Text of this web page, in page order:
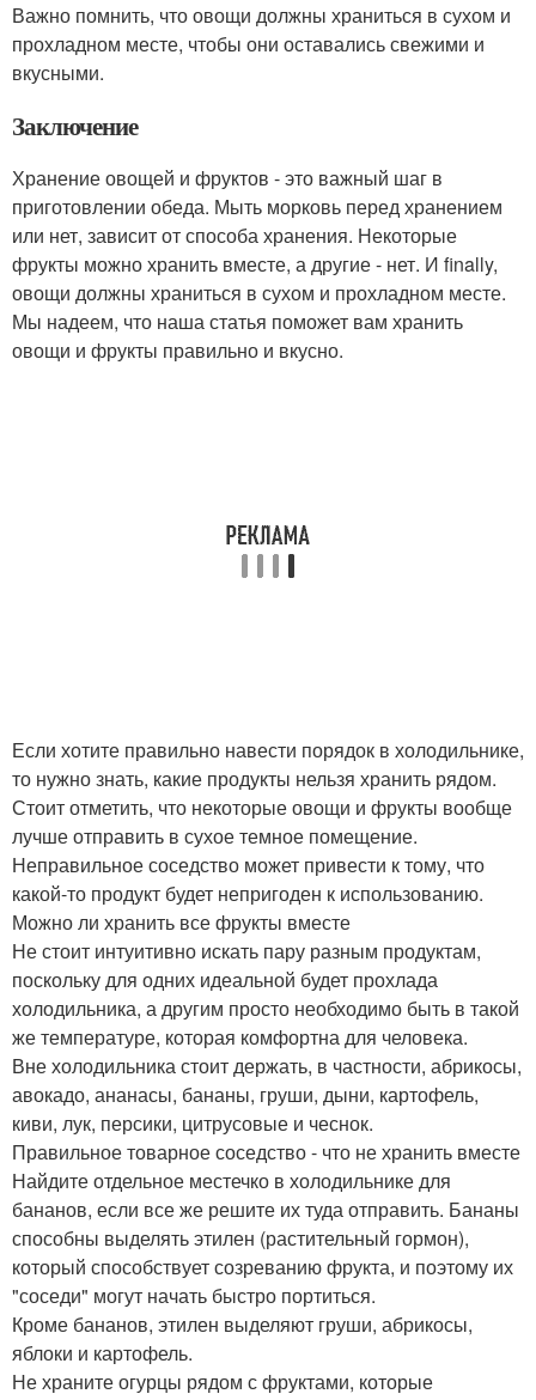
Важно помнить, что овощи должны храниться в сухом и
прохладном месте, чтобы они оставались свежими и
вкусными.
Заключение
Хранение овощей и фруктов - это важный шаг в
приготовлении обеда. Мыть морковь перед хранением
или нет, зависит от способа хранения. Некоторые
фрукты можно хранить вместе, а другие - нет. И finally,
овощи должны храниться в сухом и прохладном месте.
Мы надеем, что наша статья поможет вам хранить
овощи и фрукты правильно и вкусно.
Если хотите правильно навести порядок в холодильнике,
то нужно знать, какие продукты нельзя хранить рядом.
Стоит отметить, что некоторые овощи и фрукты вообще
лучше отправить в сухое темное помещение.
Неправильное соседство может привести к тому, что
какой-то продукт будет непригоден к использованию.
Можно ли хранить все фрукты вместе
Не стоит интуитивно искать пару разным продуктам,
поскольку для одних идеальной будет прохлада
холодильника, а другим просто необходимо быть в такой
же температуре, которая комфортна для человека.
Вне холодильника стоит держать, в частности, абрикосы,
авокадо, ананасы, бананы, груши, дыни, картофель,
киви, лук, персики, цитрусовые и чеснок.
Правильное товарное соседство - что не хранить вместе
Найдите отдельное местечко в холодильнике для
бананов, если все же решите их туда отправить. Бананы
способны выделять этилен (растительный гормон),
который способствует созреванию фрукта, и поэтому их
"соседи" могут начать быстро портиться.
Кроме бананов, этилен выделяют груши, абрикосы,
яблоки и картофель.
Не храните огурцы рядом с фруктами, которые